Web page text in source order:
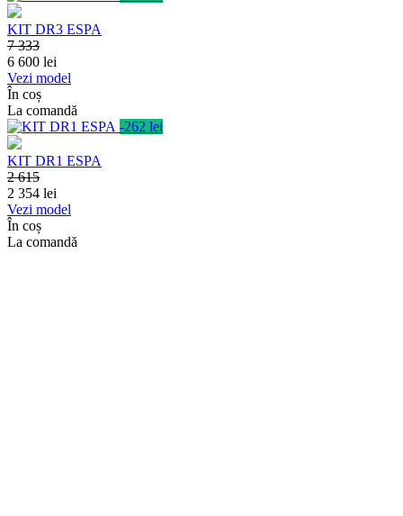
KIT DR3 ESPA
7 333
6 600 lei
Vezi model
În coș
La comandă
-262 lei
KIT DR1 ESPA
2 615
2 354 lei
Vezi model
În coș
La comandă